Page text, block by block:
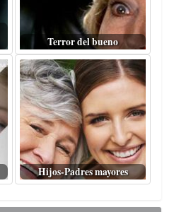
Terror del bueno
Hijos-Padres mayores